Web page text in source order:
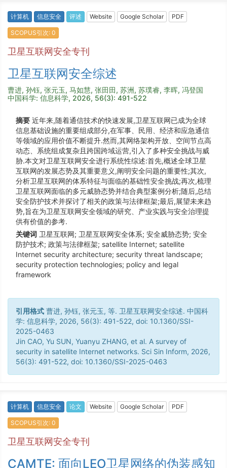
计算机 信息安全 评述 Website Google Scholar PDF
SCOPUS引次: 0
卫星互联网安全专刊
卫星互联网安全综述
曹进, 孙钰, 张元玉, 马如慧, 张田田, 苏洲, 苏璞睿, 李晖, 冯登国
中国科学: 信息科学, 2026, 56(3): 491-522
摘要 近年来,随着通信技术的快速发展,卫星互联网已成为全球
信息基础设施的重要组成部分,在军事、民用、经济和应急通信
等领域的应用价值不断提升.然而,其网络架构开放、空间节点高
动态、系统组成复杂且跨国跨域运营,引入了多种安全挑战与威
胁.本文对卫星互联网安全进行系统性综述:首先,概述全球卫星
互联网的发展态势及其重要意义,阐明安全问题的重要性;其次,
分析卫星互联网的体系特征与面临的基础性安全挑战;再次,梳理
卫星互联网面临的多元威胁态势并结合典型案例分析;随后,总结
安全防护技术并探讨了相关的政策与法律框架;最后,展望未来趋
势,旨在为卫星互联网安全领域的研究、产业实践与安全治理提
供有价值的参考.
关键词 卫星互联网; 卫星互联网安全体系; 安全威胁态势; 安全
防护技术; 政策与法律框架; satellite Internet; satellite
Internet security architecture; security threat landscape;
security protection technologies; policy and legal
framework
引用格式 曹进, 孙钰, 张元玉, 等. 卫星互联网安全综述. 中国科
学: 信息科学, 2026, 56(3): 491-522, doi: 10.1360/SSI-
2025-0463
Jin CAO, Yu SUN, Yuanyu ZHANG, et al. A survey of
security in satellite Internet networks. Sci Sin Inform, 2026,
56(3): 491-522, doi: 10.1360/SSI-2025-0463
计算机 信息安全 论文 Website Google Scholar PDF
SCOPUS引次: 0
卫星互联网安全专刊
CAMTE: 面向LEO卫星网络的伪装感知